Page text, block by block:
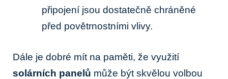
připojení jsou dostatečně chráněné
před povětrnostními ​vlivy.
Dále je dobré ⁤mít ⁣na‌ paměti, že využití ‌
solárních panelů ⁤může být skvělou volbou